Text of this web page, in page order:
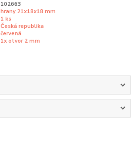
102663
hrany 21x18x18 mm
1 ks
Česká republika
červená
1x otvor 2 mm